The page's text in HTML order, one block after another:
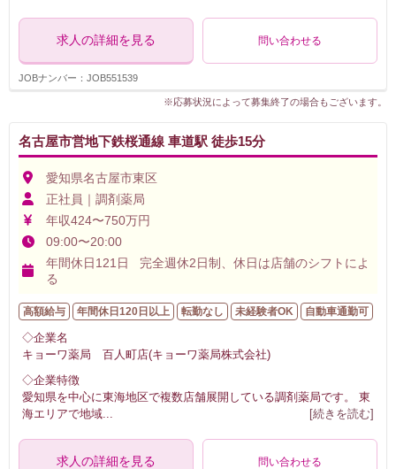
求人の詳細を見る 問い合わせる
JOBナンバー：JOB551539
※応募状況によって募集終了の場合もございます。
名古屋市営地下鉄桜通線 車道駅 徒歩15分
愛知県名古屋市東区
正社員｜調剤薬局
年収424〜750万円
09:00〜20:00
年間休日121日 完全週休2日制、休日は店舗のシフトによ
る
高額給与 年間休日120日以上 転勤なし 未経験者OK 自動車通勤可
◇企業名
キョーワ薬局 百人町店(キョーワ薬局株式会社)
◇企業特徴
愛知県を中心に東海地区で複数店舗展開している調剤薬局です。 東
海エリアで地域
[続きを読む]
求人の詳細を見る 問い合わせる